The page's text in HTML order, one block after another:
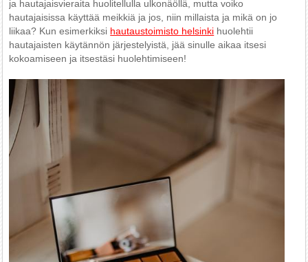
ja hautajaisvieraita huolitellulla ulkonäöllä, mutta voiko
hautajaisissa käyttää meikkiä ja jos, niin millaista ja mikä on jo
liikaa? Kun esimerkiksi hautaustoimisto helsinki huolehtii
hautajaisten käytännön järjestelyistä, jää sinulle aikaa itsesi
kokoamiseen ja itsestäsi huolehtimiseen!